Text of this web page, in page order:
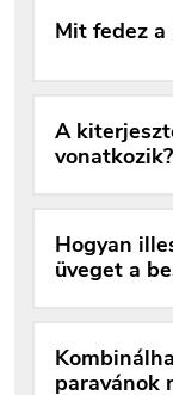
Mit fedez
A
vonatkozik?
Hogyan
üveget a
paravánok